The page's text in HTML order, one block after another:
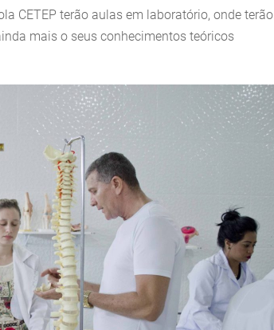
CETEP terão aulas em laboratório, onde terão
mais o seus conhecimentos teóricos